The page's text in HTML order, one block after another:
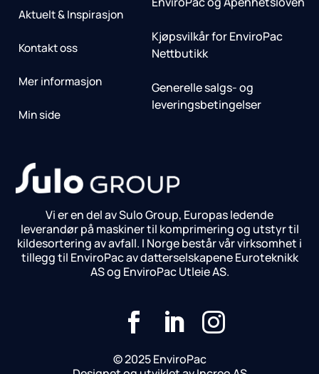
Aktuelt & Inspirasjon
Kontakt oss
Mer informasjon
Min side
Kjøpsvilkår for EnviroPac
Nettbutikk
Generelle salgs- og
leveringsbetingelser
Vi er en del av Sulo Group, Europas ledende
leverandør på maskiner til komprimering og utstyr til
kildesortering av avfall. I Norge består vår virksomhet i
tillegg til EnviroPac av datterselskapene Euroteknikk
AS og EnviroPac Utleie AS.
  
© 2025 EnviroPac